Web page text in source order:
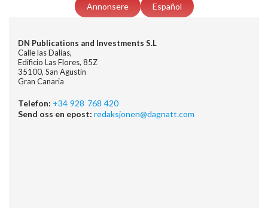
Annonsere Español
DN Publications and Investments S.L
Calle las Dalias,
Edificio Las Flores, 85Z
35100, San Agustin
Gran Canaria
Telefon: +34 928 768 420
Send oss en epost: redaksjonen@dagnatt.com